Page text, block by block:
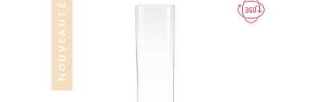
NOUVEAUTÉ